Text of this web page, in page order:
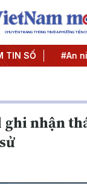
CHUYÊN TRANG THÔNG TIN ĐA PHƯƠNG TIỆN
TIN SỐ
Đông #An
nhận